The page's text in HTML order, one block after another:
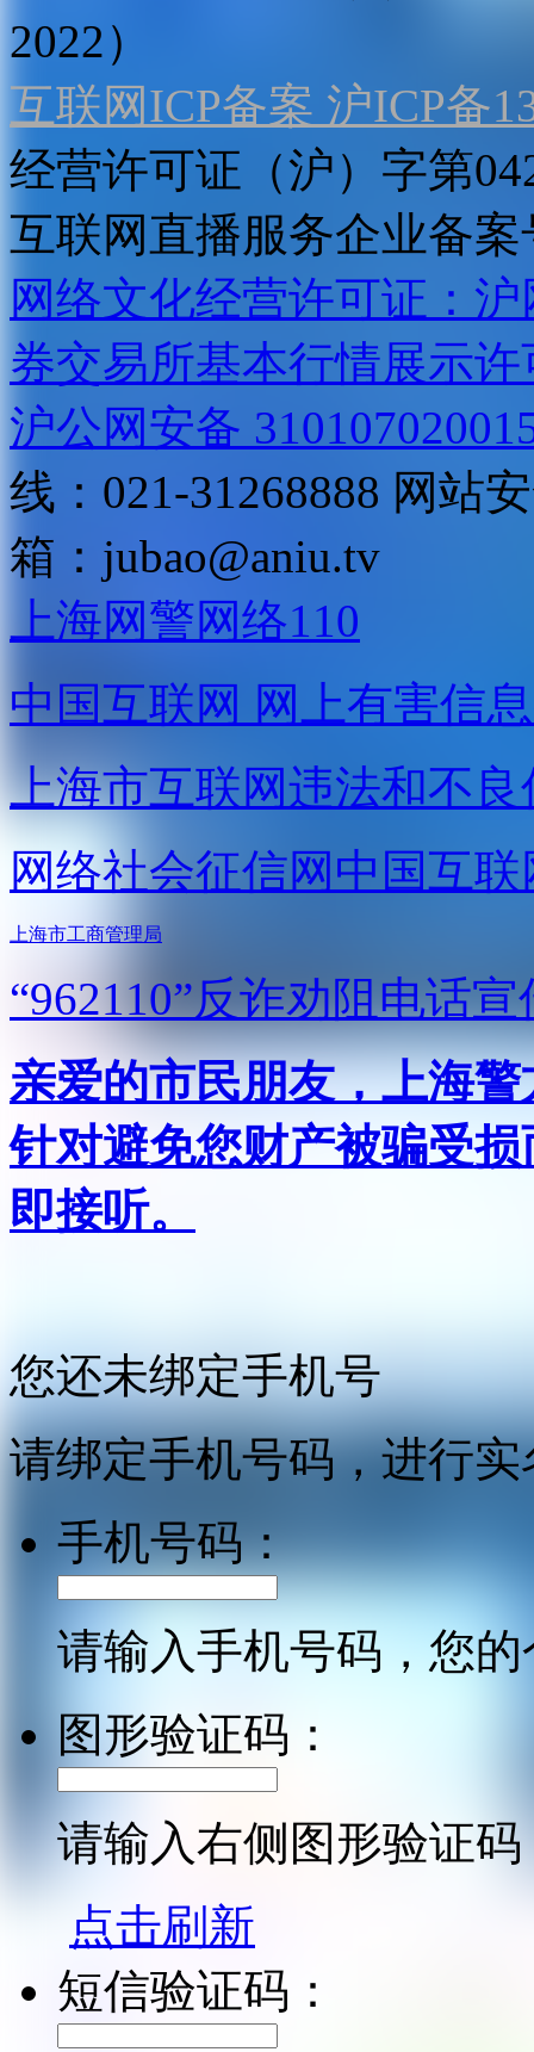
2022）
互联网ICP备案 沪ICP备
经营许可证（沪）字第
互联网直播服务企业备案
网络文化经营许可证：
券交易所基本行情展示许
沪公网安备
线：021-31268888 网站
箱： jubao@aniu.tv
上海网警网络110
中国互联网 网上有害信
上海市互联网违法和不
网络社会征信网 中国互
上海市工商管理局
“962110”反诈劝阻电话宣
亲爱的市民朋友，上海
针对避免您财产被骗受
即接听。
您还未绑定手机号
请绑定手机号码，进行
手机号码：
请输入手机号码，您
图形验证码：
请输入右侧图形验证码
点击刷新
短信验证码：